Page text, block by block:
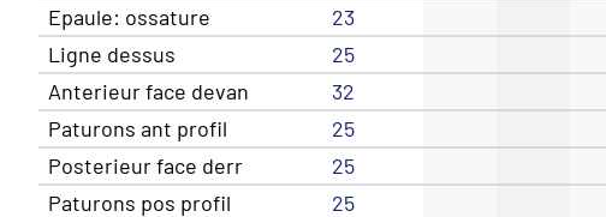
Epaule: ossature
23
Ligne dessus
25
Anterieur face devan
32
Paturons ant profil
25
Posterieur face derr
25
Paturons pos profil
25